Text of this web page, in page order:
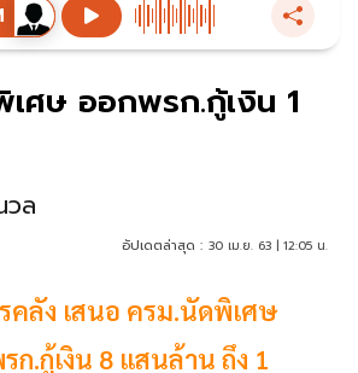
ศษ ออกพรก.กู้เงิน 1
ล
อัปเดตล่าสุด : 30 เม.ย. 63 | 12:05 น.
คลัง เสนอ ครม.นัดพิเศษ
ก.กู้เงิน 8 แสนล้าน ถึง 1